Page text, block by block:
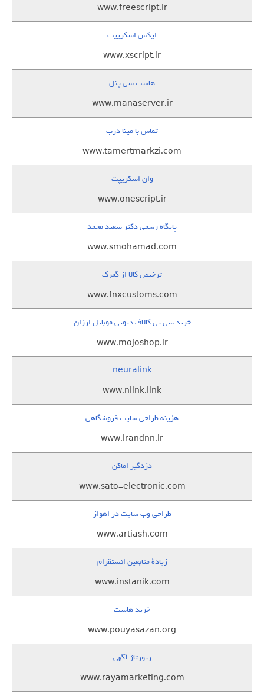
www.freescript.ir
ایکس اسکریپت
www.xscript.ir
هاست سی پنل
www.manaserver.ir
تماس با مینا درب
www.tamertmarkzi.com
وان اسکریپت
www.onescript.ir
پایگاه رسمی دکتر سعید محمد
www.smohamad.com
ترخیص کالا از گمرک
www.fnxcustoms.com
خرید سی پی کالاف دیوتی موبایل ارزان
www.mojoshop.ir
neuralink
www.nlink.link
هزینه طراحی سایت فروشگاهی
www.irandnn.ir
دزدگیر اماکن
www.sato-electronic.com
طراحی وب سایت در اهواز
www.artiash.com
زيادة متابعين انستقرام
www.instanik.com
خرید هاست
www.pouyasazan.org
رپورتاژ آگهی
www.rayamarketing.com